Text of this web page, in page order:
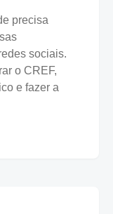
precisa
sociais.
o CREF,
e fazer a